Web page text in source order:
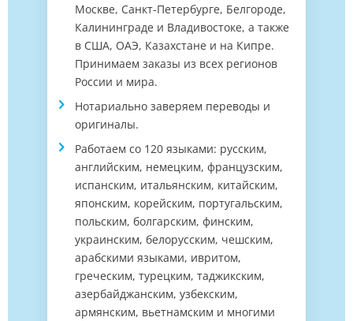
Москве, Санкт-Петербурге, Белгороде,
Калининграде и Владивостоке, а также
в США, ОАЭ, Казахстане и на Кипре.
Принимаем заказы из всех регионов
России и мира.
Нотариально заверяем переводы и
оригиналы.
Работаем со 120 языками: русским,
английским, немецким, французским,
испанским, итальянским, китайским,
японским, корейским, португальским,
польским, болгарским, финским,
украинским, белорусским, чешским,
арабскими языками, ивритом,
греческим, турецким, таджикским,
азербайджанским, узбекским,
армянским, вьетнамским и многими